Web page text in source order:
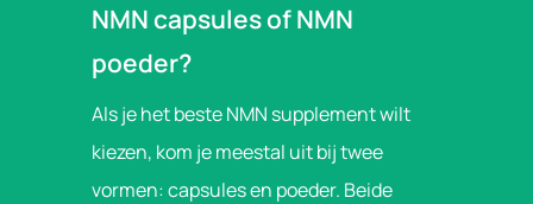
NMN capsules of NMN
poeder?
Als je het beste NMN supplement wilt
kiezen, kom je meestal uit bij twee
vormen: capsules en poeder. Beide